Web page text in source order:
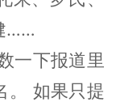
……
一下报道里
。 如果只提